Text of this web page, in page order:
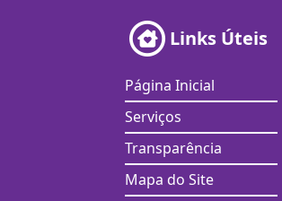
Links Úteis
Página Inicial
Serviços
Transparência
Mapa do Site